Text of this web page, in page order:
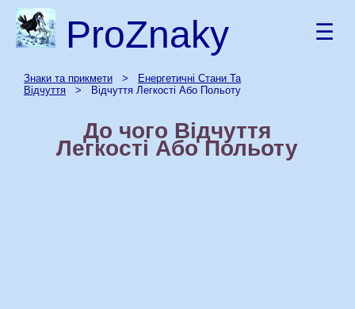
ProZnaky ☰
Знаки та прикмети >
Енергетичні Стани Та
Відчуття > Відчуття Легкості Або Польоту
До чого Відчуття
Легкості Або Польоту